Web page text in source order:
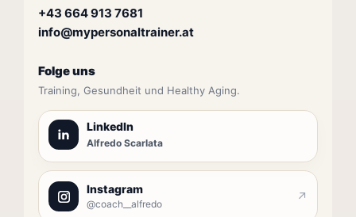
+43 664 913 7681
info@mypersonaltrainer.at
Folge uns
Training, Gesundheit und Healthy Aging.
LinkedIn
Alfredo Scarlata
Instagram
@coach__alfredo ↗